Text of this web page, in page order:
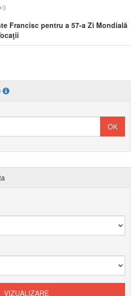
0
Francisc pentru a 57-a Zi Mondială